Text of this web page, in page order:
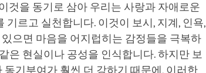
것을 동기로 삼아 우리는 사랑과 자애로운
르고 실천합니다. 이것이 보시, 지계, 인욕,
으면 마음을 어지럽히는 감정들을 극복하
은 현실이나 공성을 인식합니다. 하지만 보
기부여가 훨씬 더 강하기 때문에, 이러한